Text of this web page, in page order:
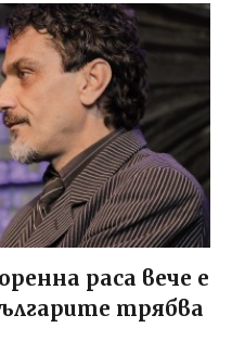
раса вече е
трябва